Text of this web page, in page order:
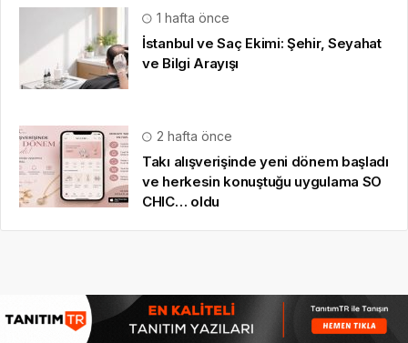
1 hafta önce
İstanbul ve Saç Ekimi: Şehir, Seyahat
ve Bilgi Arayışı
2 hafta önce
Takı alışverişinde yeni dönem başladı
ve herkesin konuştuğu uygulama SO
CHIC… oldu